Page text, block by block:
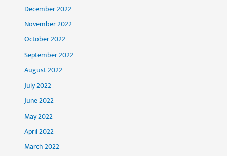
December 2022
November 2022
October 2022
September 2022
August 2022
July 2022
June 2022
May 2022
April 2022
March 2022